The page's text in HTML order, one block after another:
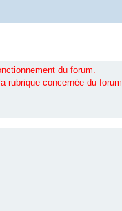
du forum.
rubrique concernée du forum